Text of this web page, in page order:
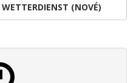
(NOVÉ)